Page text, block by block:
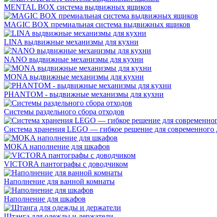
MENTAL BOX система выдвижных ящиков
MAGIC BOX премиальная система выдвижных ящиков
LINA выдвижные механизмы для кухни
NANO выдвижные механизмы для кухни
MONA выдвижные механизмы для кухни
PHANTOM - выдвижные механизмы для кухни
Системы раздельного сбора отходов
Система хранения LEGO — гибкое решение для современного
MOKA наполнение для шкафов
VICTORA пантографы с доводчиком
Наполнение для ванной комнаты
Наполнение для шкафов